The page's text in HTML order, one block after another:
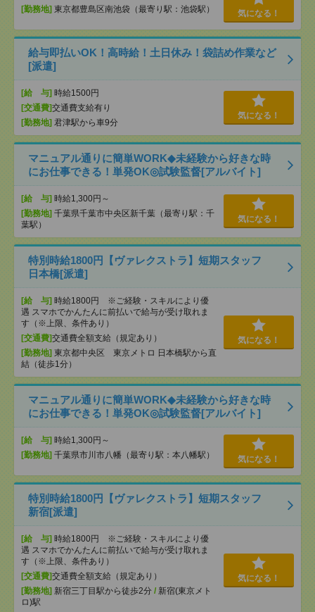
[勤務地] 東京都豊島区南池袋（最寄り駅：池袋駅） 気になる！
給与即払いOK！高時給！土日休み！袋詰め作業など
[派遣]
[給 与] 時給1500円
[交通費]交通費支給有り
[勤務地] 君津駅から車9分
気になる！
マニュアル通りに簡単WORK◆未経験から好きな時
にお仕事できる！単発OK◎試験監督[アルバイト]
[給 与] 時給1,300円～
[勤務地] 千葉県千葉市中央区新千葉（最寄り駅：千
葉駅）
気になる！
特別時給1800円【ヴァレクストラ】短期スタッフ
日本橋[派遣]
[給 与] 時給1800円 ※ご経験・スキルにより優
遇 スマホでかんたんに前払いで給与が受け取れま
す（※上限、条件あり）
[交通費]交通費全額支給（規定あり）
[勤務地] 東京都中央区 東京メトロ 日本橋駅から直
結（徒歩1分）
気になる！
マニュアル通りに簡単WORK◆未経験から好きな時
にお仕事できる！単発OK◎試験監督[アルバイト]
[給 与] 時給1,300円～
[勤務地] 千葉県市川市八幡（最寄り駅：本八幡駅） 気になる！
特別時給1800円【ヴァレクストラ】短期スタッフ
新宿[派遣]
[給 与] 時給1800円 ※ご経験・スキルにより優
遇 スマホでかんたんに前払いで給与が受け取れま
す（※上限、条件あり）
[交通費]交通費全額支給（規定あり）
[勤務地] 新宿三丁目駅から徒歩2分 / 新宿(東京メト
ロ)駅
気になる！